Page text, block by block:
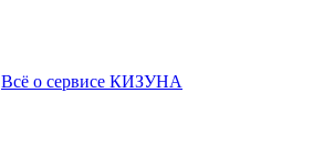
Всё о сервисе КИЗУНА